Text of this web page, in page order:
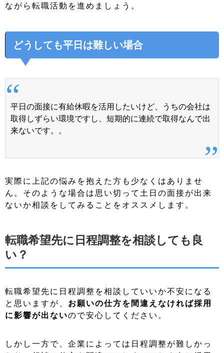
ながら転職活動を進めましょう。
どうしても平日は難しい場合
平日の面接に有給休暇を活用したいけど、うちの会社は
取得しずらい環境ですし、短期的に連続で取得なんで出
来ないです。。
実際に上記の悩みを抱えた方も少なくはありませ
ん。そのような場合は思い切って土日の面接が出来
ないか相談をしてみることをオススメします。
転職希望先に日程調整を相談しても良
い？
転職希望先に日程調整を相談していいか不安になる
と思いますが、 お願いの仕方を間違えなければ採用
に影響が出ないので安心してください。
しかし一方で、企業によっては日程調整が難しかっ